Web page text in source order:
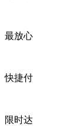
最放心
快捷付
限时达